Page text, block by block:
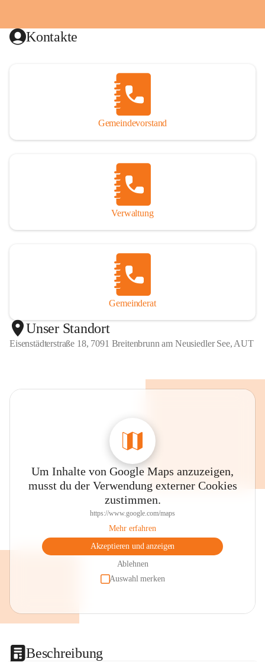
Kontakte
Gemeindevorstand
Verwaltung
Gemeinderat
Unser Standort
Eisenstädterstraße 18, 7091 Breitenbrunn am Neusiedler See, AUT
Um Inhalte von Google Maps anzuzeigen,
musst du der Verwendung externer Cookies
zustimmen.
https://www.google.com/maps
Mehr erfahren
Akzeptieren und anzeigen
Ablehnen
Auswahl merken
Beschreibung